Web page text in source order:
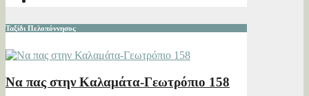
Ταξίδι Πελοπόννησος
Να πας στην Καλαμάτα-Γεωτρόπιο 158